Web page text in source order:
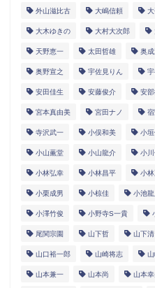
外山滋比古 大嶋信頼
大木ゆきの 大村大次郎
天野恵一 太田哲雄 奥成
奥野宣之 宇佐見りん
安田佳生 安藤俊介 安
宮本真由美 宮田ナノ
寺沢武一 小俣和美 小
小山薫堂 小山龍介 小
小林弘幸 小林昌平 小
小栗成男 小椋佳 小池
小澤竹俊 小野寺S一貴
尾関宗園 山下哲 山下清
山口裕一郎 山崎将志
山本兼一 山本尚 山本